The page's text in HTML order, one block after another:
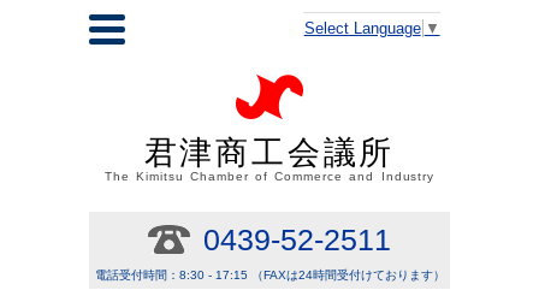
Select Language ▼
君津商工会議所
The Kimitsu Chamber of Commerce and Industry
0439-52-2511
電話受付時間：8:30 - 17:15 （FAXは24時間受付けております）